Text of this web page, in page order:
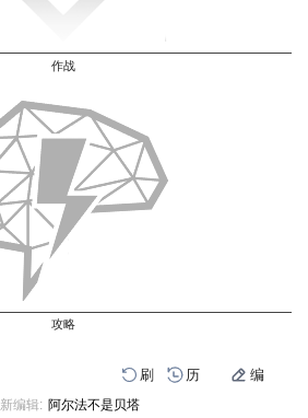
作战
攻略
刷 历 编
编辑: 阿尔法不是贝塔